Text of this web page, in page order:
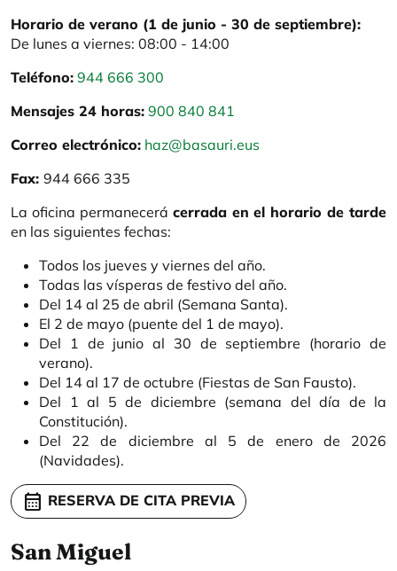
Horario de verano (1 de junio - 30 de septiembre):
De lunes a viernes: 08:00 - 14:00
Teléfono: 944 666 300
Mensajes 24 horas: 900 840 841
Correo electrónico: haz@basauri.eus
Fax: 944 666 335
La oficina permanecerá cerrada en el horario de tarde
en las siguientes fechas:
Todos los jueves y viernes del año.
Todas las vísperas de festivo del año.
Del 14 al 25 de abril (Semana Santa).
El 2 de mayo (puente del 1 de mayo).
Del 1 de junio al 30 de septiembre (horario de
verano).
Del 14 al 17 de octubre (Fiestas de San Fausto).
Del 1 al 5 de diciembre (semana del día de la
Constitución).
Del 22 de diciembre al 5 de enero de 2026
(Navidades).
calendar_month RESERVA DE CITA PREVIA
San Miguel